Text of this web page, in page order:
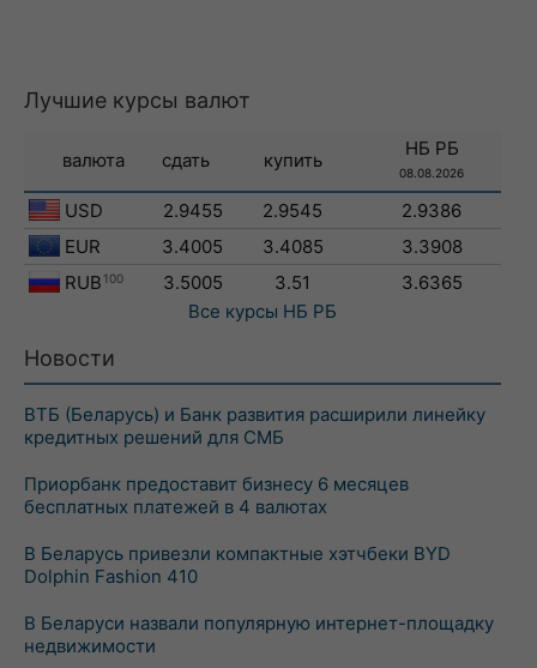
Лучшие курсы валют
валюта сдать купить
НБ РБ
08.08.2026
USD 2.9455 2.9545
2.9386
EUR
3.4005 3.4085
3.3908
RUB 100 3.5005 3.51
3.6365
Все курсы НБ РБ
Новости
ВТБ (Беларусь) и Банк развития расширили линейку
кредитных решений для СМБ
Приорбанк предоставит бизнесу 6 месяцев
бесплатных платежей в 4 валютах
В Беларусь привезли компактные хэтчбеки BYD
Dolphin Fashion 410
В Беларуси назвали популярную интернет-площадку
недвижимости